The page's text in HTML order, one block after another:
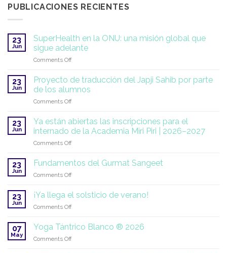
PUBLICACIONES RECIENTES
23
Jun
SuperHealth en la ONU: una misión global que
sigue adelante
Comments Offon
en
la
ONU:
una
global
que
23
Jun
Proyecto de traducción del Japji Sahib por parte
de los alumnos
Comments Offon
de
traducción
del
Japji
por
alumnos
23
Jun
Ya están abiertas las inscripciones para el
internado de la Academia Miri Piri | 2026–2027
Comments Offon
están
abiertas
para
la
Academia
23
Jun
Fundamentos del Gurmat Sangeet
Comments Offon
del
Gurmat
23
Jun
¡Ya llega el solsticio de verano!
Comments Offon
llega
el
07
May
Yoga Tántrico Blanco ® 2026
Comments Offon